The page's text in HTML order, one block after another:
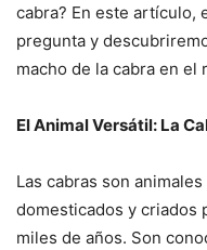
cabra? En este artículo,
pregunta y
macho de la cabra en el
El Animal Versátil: La
Las cabras son
domesticados y criados
miles de años. Son